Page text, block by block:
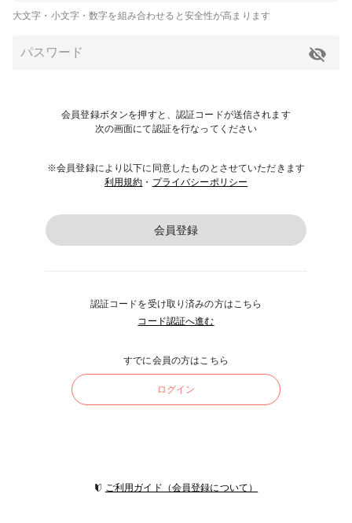
大文字・小文字・数字を組み合わせると安全性が高まります
会員登録ボタンを押すと、認証コードが送信されます
次の画面にて認証を行なってください
※会員登録により以下に同意したものとさせていただきます
利用規約 ・ プライバシーポリシー
会員登録
認証コードを受け取り済みの方はこちら
コード認証へ進む
すでに会員の方はこちら
ログイン
ご利用ガイド（会員登録について）